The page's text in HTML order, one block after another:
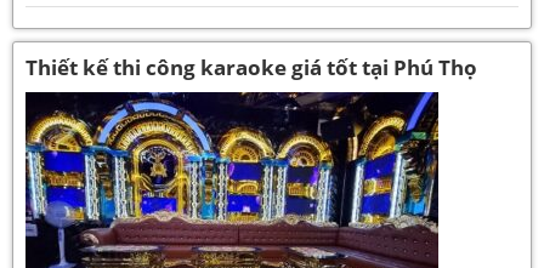
Thiết kế thi công karaoke giá tốt tại Phú Thọ